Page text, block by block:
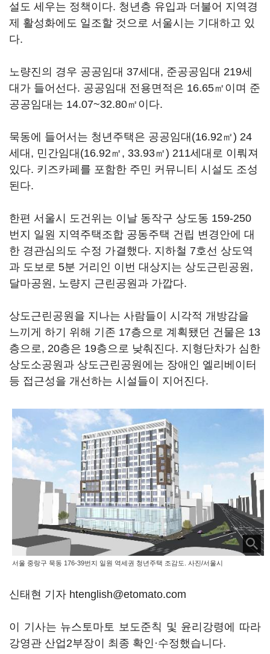
설도 세우는 정책이다. 청년층 유입과 더불어 지역경
제 활성화에도 일조할 것으로 서울시는 기대하고 있
다.
노량진의 경우 공공임대 37세대, 준공공임대 219세
대가 들어선다. 공공임대 전용면적은 16.65㎡이며 준
공공임대는 14.07~32.80㎡이다.
묵동에 들어서는 청년주택은 공공임대(16.92㎡) 24
세대, 민간임대(16.92㎡, 33.93㎡) 211세대로 이뤄져
있다. 키즈카페를 포함한 주민 커뮤니티 시설도 조성
된다.
한편 서울시 도건위는 이날 동작구 상도동 159-250
번지 일원 지역주택조합 공동주택 건립 변경안에 대
한 경관심의도 수정 가결했다. 지하철 7호선 상도역
과 도보로 5분 거리인 이번 대상지는 상도근린공원,
달마공원, 노량지 근린공원과 가깝다.
상도근린공원을 지나는 사람들이 시각적 개방감을
느끼게 하기 위해 기존 17층으로 계획됐던 건물은 13
층으로, 20층은 19층으로 낮춰진다. 지형단차가 심한
상도소공원과 상도근린공원에는 장애인 엘리베이터
등 접근성을 개선하는 시설들이 지어진다.
서울 중랑구 묵동 176-39번지 일원 역세권 청년주택 조감도. 사진/서울시
신태현 기자 htenglish@etomato.com
이 기사는 뉴스토마토 보도준칙 및 윤리강령에 따라
강영관 산업2부장이 최종 확인·수정했습니다.